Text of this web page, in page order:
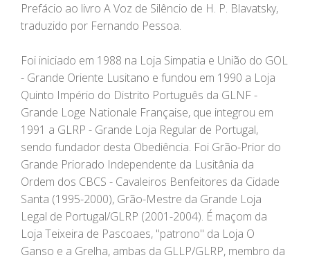
Prefácio ao livro A Voz de Silêncio de H. P. Blavatsky,
traduzido por Fernando Pessoa.
Foi iniciado em 1988 na Loja Simpatia e União do GOL
- Grande Oriente Lusitano e fundou em 1990 a Loja
Quinto Império do Distrito Português da GLNF -
Grande Loge Nationale Française, que integrou em
1991 a GLRP - Grande Loja Regular de Portugal,
sendo fundador desta Obediência. Foi Grão-Prior do
Grande Priorado Independente da Lusitânia da
Ordem dos CBCS - Cavaleiros Benfeitores da Cidade
Santa (1995-2000), Grão-Mestre da Grande Loja
Legal de Portugal/GLRP (2001-2004). É maçom da
Loja Teixeira de Pascoaes, "patrono" da Loja O
Ganso e a Grelha, ambas da GLLP/GLRP, membro da